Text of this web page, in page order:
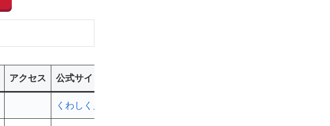
アクセス 公式サイト・詳細
くわしく見る